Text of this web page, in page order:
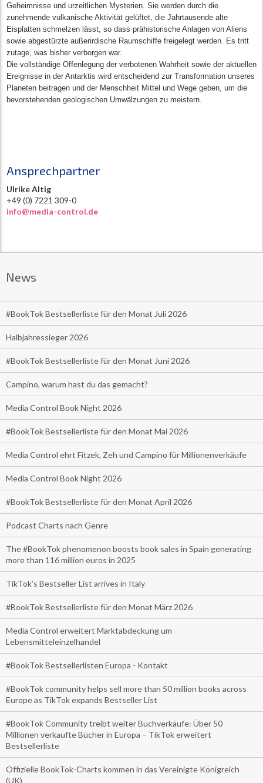
Geheimnisse und urzeitlichen Mysterien. Sie werden durch die
zunehmende vulkanische Aktivität gelüftet, die Jahrtausende alte
Eisplatten schmelzen lässt, so dass prähistorische Anlagen von Aliens
sowie abgestürzte außerirdische Raumschiffe freigelegt werden. Es tritt
zutage, was bisher verborgen war.
Die vollständige Offenlegung der verbotenen Wahrheit sowie der aktuellen
Ereignisse in der Antarktis wird entscheidend zur Transformation unseres
Planeten beitragen und der Menschheit Mittel und Wege geben, um die
bevorstehenden geologischen Umwälzungen zu meistern.
Ansprechpartner
Ulrike Altig
+49 (0) 7221 309-0
info@media-control.de
News
#BookTok Bestsellerliste für den Monat Juli 2026
Halbjahressieger 2026
#BookTok Bestsellerliste für den Monat Juni 2026
Campino, warum hast du das gemacht?
Media Control Book Night 2026
#BookTok Bestsellerliste für den Monat Mai 2026
Media Control ehrt Fitzek, Zeh und Campino für Millionenverkäufe
Media Control Book Night 2026
#BookTok Bestsellerliste für den Monat April 2026
Podcast Charts nach Genre
The #BookTok phenomenon boosts book sales in Spain generating
more than 116 million euros in 2025
TikTok’s Bestseller List arrives in Italy
#BookTok Bestsellerliste für den Monat März 2026
Media Control erweitert Marktabdeckung um
Lebensmitteleinzelhandel
#BookTok Bestsellerlisten Europa - Kontakt
#BookTok community helps sell more than 50 million books across
Europe as TikTok expands Bestseller List
#BookTok Community treibt weiter Buchverkäufe: Über 50
Millionen verkaufte Bücher in Europa – TikTok erweitert
Bestsellerliste
Offizielle BookTok-Charts kommen in das Vereinigte Königreich
(UK)